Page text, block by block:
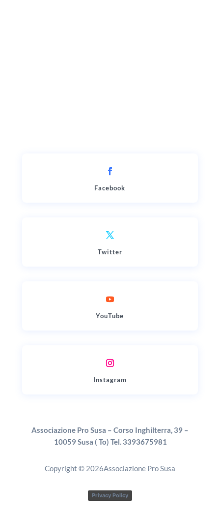
Facebook
Twitter
YouTube
Instagram
Associazione Pro Susa – Corso Inghilterra, 39 –
10059 Susa ( To) Tel. 3393675981
Copyright © 2026Associazione Pro Susa
Privacy Policy